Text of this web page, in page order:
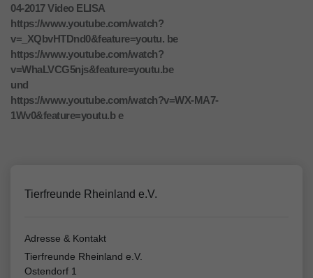
04-2017 Video ELISA
https://www.youtube.com/watch?
v=_XQbvHTDnd0&feature=youtu. be
https://www.youtube.com/watch?
v=WhaLVCG5njs&feature=youtu.be
und
https://www.youtube.com/watch?v=WX-MA7-
1Wv0&feature=youtu.b e
Tierfreunde Rheinland e.V.
Adresse & Kontakt
Tierfreunde Rheinland e.V.
Ostendorf 1